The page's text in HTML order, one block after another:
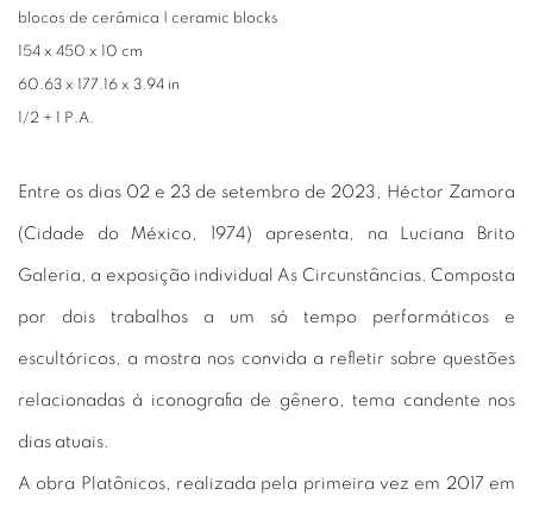
blocos de cerâmica | ceramic blocks
154 x 450 x 10 cm
60.63 x 177.16 x 3.94 in
1/2 + 1 P.A.
Entre os dias 02 e 23 de setembro de 2023, Héctor Zamora
(Cidade do México, 1974) apresenta, na Luciana Brito
Galeria, a exposição individual As Circunstâncias. Composta
por dois trabalhos a um só tempo performáticos e
escultóricos, a mostra nos convida a refletir sobre questões
relacionadas à iconografia de gênero, tema candente nos
dias atuais.
A obra Platônicos, realizada pela primeira vez em 2017 em